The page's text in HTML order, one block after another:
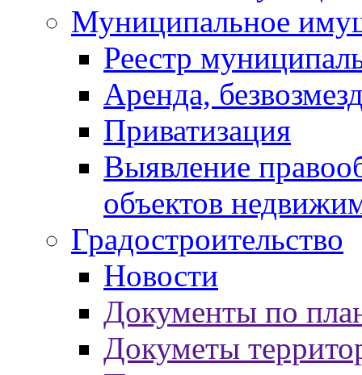
Муниципальное
Реестр
Аренда,
Приватизация
Выявление
объектов
Градостроительство
Новости
Документы по
Докуметы